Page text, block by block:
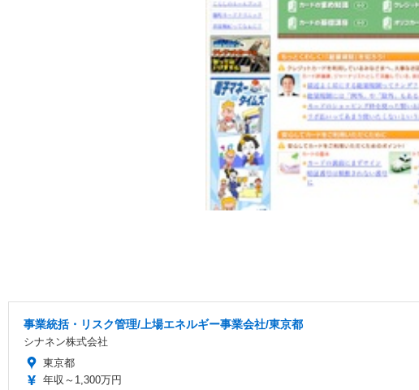
事業統括・リスク管理/上場エネルギー事業会社/東京都
シナネン株式会社
東京都
年収～1,300万円